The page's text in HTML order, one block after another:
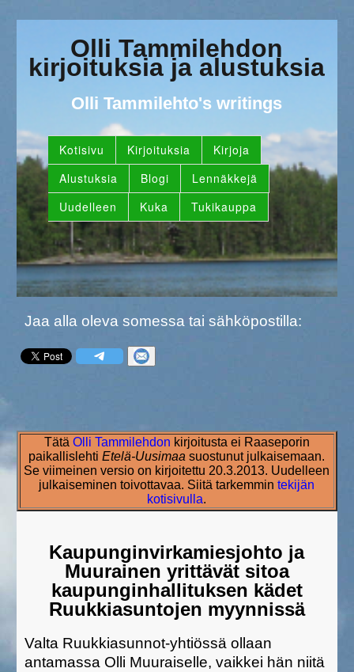
Olli Tammilehdon
kirjoituksia ja alustuksia
Olli Tammilehto's writings
Kotisivu Kirjoituksia
Kirjoja
Alustuksia
Blogi
Lennäkkejä
Uudelleen
Kuka Tukikauppa
Jaa alla oleva somessa tai sähköpostilla:
Tätä Olli Tammilehdon kirjoitusta ei Raaseporin
paikallislehtiEtelä-Uusimaa suostunut julkaisemaan.
Se viimeinen versio on kirjoitettu 20.3.2013. Uudelleen
julkaiseminen toivottavaa. Siitä tarkemmintekijän
kotisivulla.
Kaupunginvirkamiesjohto ja
Muurainen yrittävät sitoa
kaupunginhallituksen kädet
Ruukkiasuntojen myynnissä
Valta Ruukkiasunnot-yhtiössä ollaan
antamassa Olli Muuraiselle, vaikkei hän niitä